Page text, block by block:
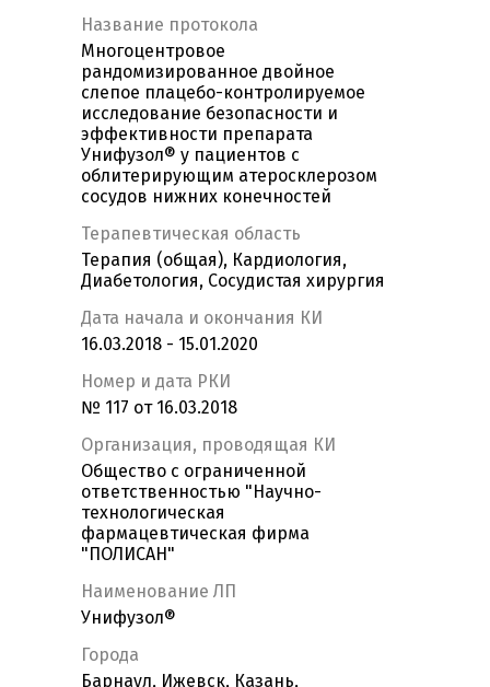
Название протокола
Многоцентровое
рандомизированное двойное
слепое плацебо-контролируемое
исследование безопасности и
эффективности препарата
Унифузол® у пациентов с
облитерирующим атеросклерозом
сосудов нижних конечностей
Терапевтическая область
Терапия (общая), Кардиология,
Диабетология, Сосудистая хирургия
Дата начала и окончания КИ
16.03.2018 - 15.01.2020
Номер и дата РКИ
№ 117 от 16.03.2018
Организация, проводящая КИ
Общество с ограниченной
ответственностью "Научно-
технологическая
фармацевтическая фирма
"ПОЛИСАН"
Наименование ЛП
Унифузол®
Города
Барнаул, Ижевск, Казань,